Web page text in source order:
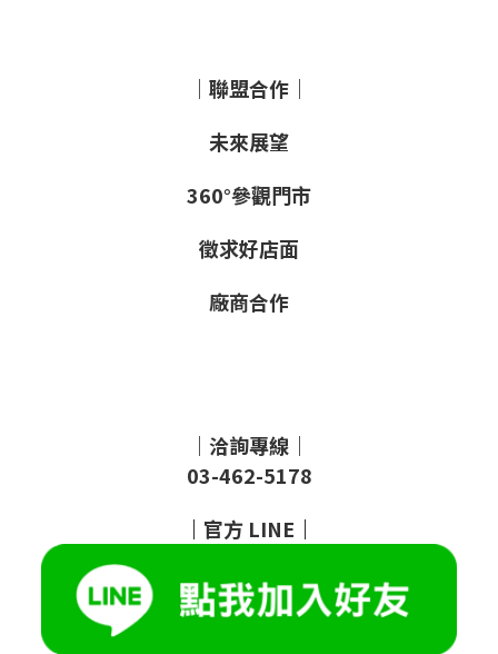
｜聯盟合作｜
未來展望
360°參觀門市
徵求好店面
廠商合作
｜洽詢專線｜
03-462-5178
｜ 官方 LINE ｜